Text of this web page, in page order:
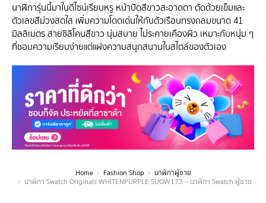
นาฬิการุ่นนี้มาในดีไซน์เรียบหรู หน้าปัดสีขาวสะอาดตา ตัดด้วยเข็มและ
ตัวเลขสีม่วงสดใส เพิ่มความโดดเด่นให้กับตัวเรือนทรงกลมขนาด 41
มิลลิเมตร สายซิลิโคนสีขาว นุ่มสบาย ไม่ระคายเคืองผิว เหมาะกับหนุ่ม ๆ
ที่ชอบความเรียบง่ายแต่แฝงความสนุกสนานในสไตล์ของตัวเอง
Home Fashion Shop
นาฬิกาผู้ชาย
นาฬิกา Swatch Originals WHITENPURPLE SUOW173 – นาฬิกา Swatch ผู้ชาย